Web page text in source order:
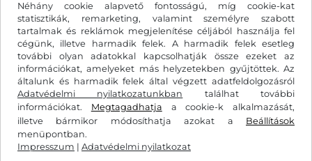
Néhány cookie alapvető fontosságú, míg cookie-kat
statisztikák, remarketing, valamint személyre szabott
tartalmak és reklámok megjelenítése céljából használja fel
cégünk, illetve harmadik felek. A harmadik felek esetleg
további olyan adatokkal kapcsolhatják össze ezeket az
információkat, amelyeket más helyzetekben gyűjtöttek. Az
általunk és harmadik felek által végzett adatfeldolgozásról
Adatvédelmi nyilatkozatunkban találhat további
információkat. Megtagadhatja a cookie-k alkalmazását,
illetve bármikor módosíthatja azokat a Beállítások
menüpontban.
Impresszum | Adatvédelmi nyilatkozat
Általános szerződési feltételek/elállási jog
Adatvédelmi nyilatkozat
Cookie-beállítások